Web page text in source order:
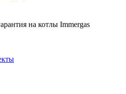
на котлы Immergas